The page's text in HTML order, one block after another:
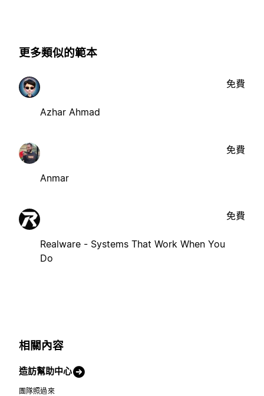
更多類似的範本
Azhar Ahmad
免費
Anmar
免費
Realware - Systems That Work When You
Do
免費
相關內容
造訪幫助中心
團隊照過來